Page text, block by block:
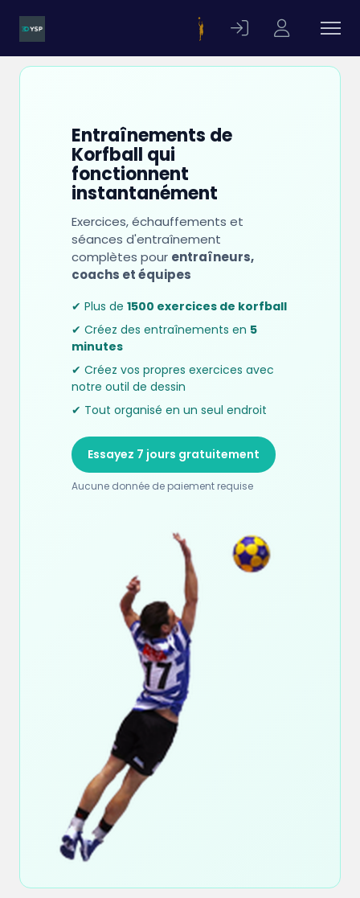
Entraînements de
Korfball qui
fonctionnent
instantanément
Exercices, échauffements et
séances d'entraînement
complètes pour entraîneurs,
coachs et équipes
✔ Plus de 1500 exercices de korfball
✔ Créez des entraînements en 5
minutes
✔ Créez vos propres exercices avec
notre outil de dessin
✔ Tout organisé en un seul endroit
Essayez 7 jours gratuitement
Aucune donnée de paiement requise